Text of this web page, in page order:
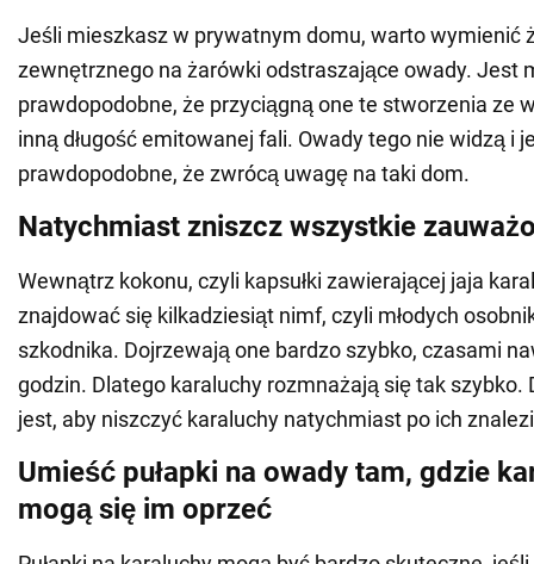
Jeśli mieszkasz w prywatnym domu, warto wymienić
zewnętrznego na żarówki odstraszające owady. Jest
prawdopodobne, że przyciągną one te stworzenia ze
inną długość emitowanej fali. Owady tego nie widzą i
prawdopodobne, że zwrócą uwagę na taki dom.
Natychmiast zniszcz wszystkie
Wewnątrz kokonu, czyli kapsułki zawierającej jaja
znajdować się kilkadziesiąt nimf, czyli młodych
szkodnika. Dojrzewają one bardzo szybko, czasami
godzin. Dlatego karaluchy rozmnażają się tak szybko.
jest, aby niszczyć karaluchy natychmiast po ich
Umieść pułapki na owady tam, gdzie
mogą się im oprzeć